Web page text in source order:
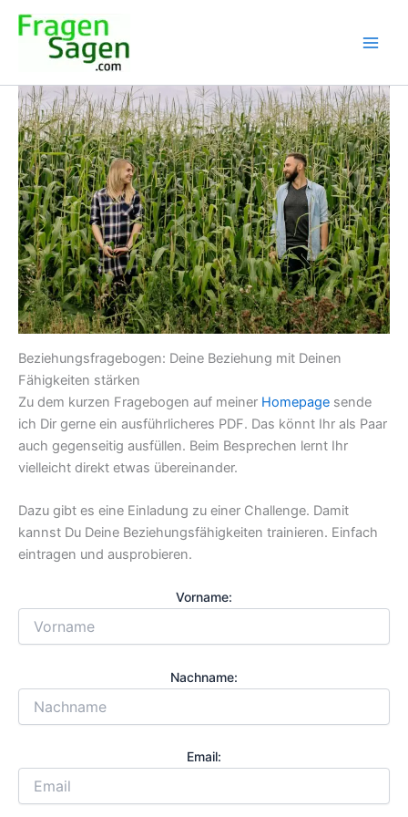
Skip
Beziehungsfragebogen: Deine Beziehung mit Deinen
Fähigkeiten stärken
Zu dem kurzen Fragebogen auf meiner Homepage sende
ich Dir gerne ein ausführlicheres PDF. Das könnt Ihr als Paar
auch gegenseitig ausfüllen. Beim Besprechen lernt Ihr
vielleicht direkt etwas übereinander.
Dazu gibt es eine Einladung zu einer Challenge. Damit
kannst Du Deine Beziehungsfähigkeiten trainieren. Einfach
eintragen und ausprobieren.
Vorname:
Nachname:
Email: